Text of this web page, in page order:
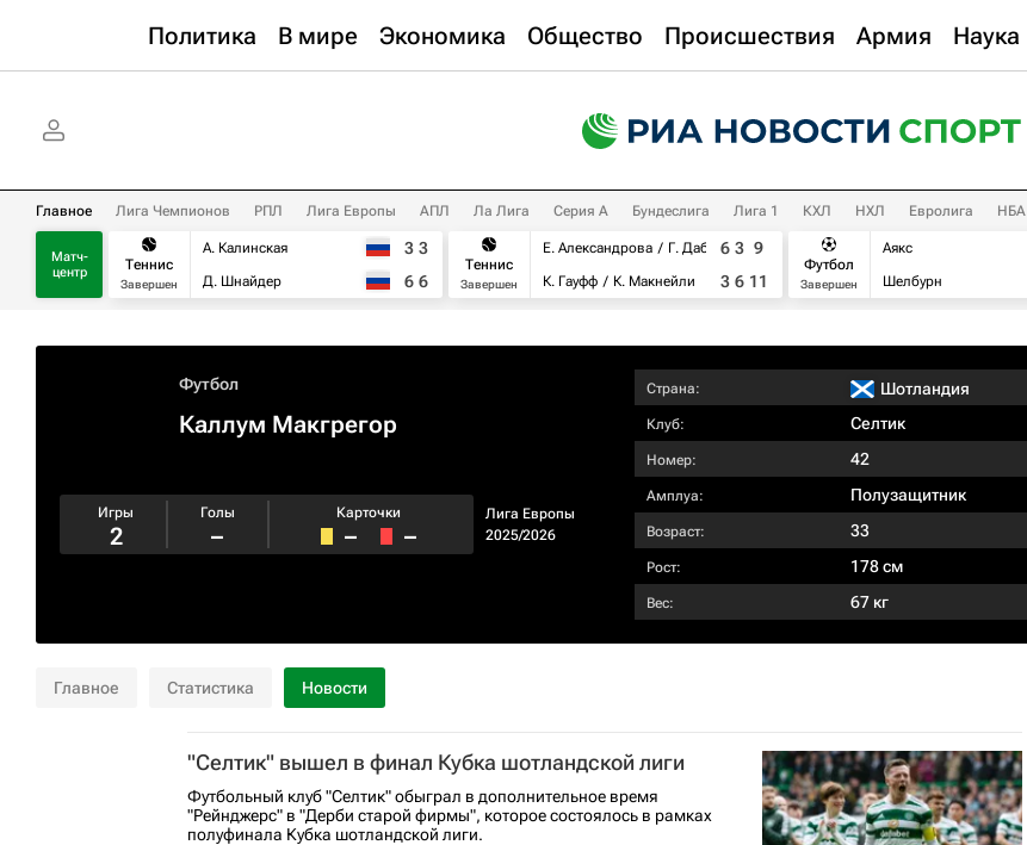
Политика В мире Экономика Общество Происшествия Армия Наука
Главное Лига Чемпионов РПЛ Лига Европы АПЛ Ла Лига Серия А Бундеслига Лига 1 КХЛ НХЛ Евролига НБА
Матч-
центр
Теннис
Завершен
А. Калинская
Д. Шнайдер
3 3
6 6
Теннис
Завершен
Е. Александрова
Г. Дабровски
К. Гауфф
К. Макнейли
6 3 9
3 6 11
Футбол
Завершен
Аякс
Шелбурн
Футбол
Каллум Макгрегор
Лига Европы
2025/2026
Игры
2
Голы
–
Карточки
– –
Страна: Шотландия
Клуб: Селтик
Номер: 42
Амплуа: Полузащитник
Возраст: 33
Рост: 178 см
Вес: 67 кг
Главное Статистика Новости
"Селтик" вышел в финал Кубка шотландской лиги
Футбольный клуб "Селтик" обыграл в дополнительное время
"Рейнджерс" в "Дерби старой фирмы", которое состоялось в рамках
полуфинала Кубка шотландской лиги.